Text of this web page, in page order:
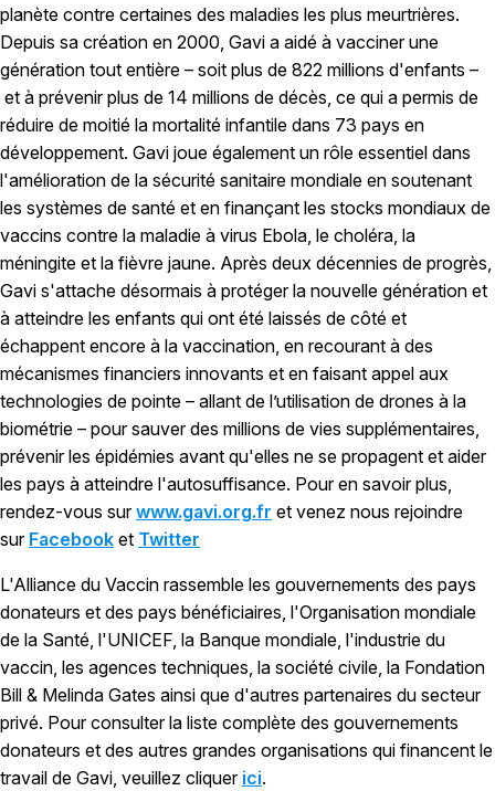
planète contre certaines des maladies les plus meurtrières.
Depuis sa création en 2000, Gavi a aidé à vacciner une
génération tout entière – soit plus de 822 millions d'enfants –
et à prévenir plus de 14 millions de décès, ce qui a permis de
réduire de moitié la mortalité infantile dans 73 pays en
développement. Gavi joue également un rôle essentiel dans
l'amélioration de la sécurité sanitaire mondiale en soutenant
les systèmes de santé et en finançant les stocks mondiaux de
vaccins contre la maladie à virus Ebola, le choléra, la
méningite et la fièvre jaune. Après deux décennies de progrès,
Gavi s'attache désormais à protéger la nouvelle génération et
à atteindre les enfants qui ont été laissés de côté et
échappent encore à la vaccination, en recourant à des
mécanismes financiers innovants et en faisant appel aux
technologies de pointe – allant de l’utilisation de drones à la
biométrie – pour sauver des millions de vies supplémentaires,
prévenir les épidémies avant qu'elles ne se propagent et aider
les pays à atteindre l'autosuffisance. Pour en savoir plus,
rendez-vous surwww.gavi.org.fr et venez nous rejoindre
sur Facebook et Twitter
L'Alliance du Vaccin rassemble les gouvernements des pays
donateurs et des pays bénéficiaires, l'Organisation mondiale
de la Santé, l'UNICEF, la Banque mondiale, l'industrie du
vaccin, les agences techniques, la société civile, la Fondation
Bill & Melinda Gates ainsi que d'autres partenaires du secteur
privé. Pour consulter la liste complète des gouvernements
donateurs et des autres grandes organisations qui financent le
travail de Gavi, veuillez cliquer ici.